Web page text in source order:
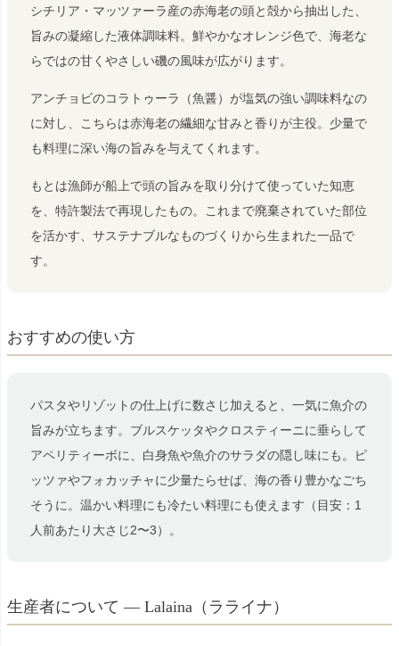
シチリア・マッツァーラ産の赤海老の頭と殻から抽出した、
旨みの凝縮した液体調味料。鮮やかなオレンジ色で、海老な
らではの甘くやさしい磯の風味が広がります。
アンチョビのコラトゥーラ（魚醤）が塩気の強い調味料なの
に対し、こちらは赤海老の繊細な甘みと香りが主役。少量で
も料理に深い海の旨みを与えてくれます。
もとは漁師が船上で頭の旨みを取り分けて使っていた知恵
を、特許製法で再現したもの。これまで廃棄されていた部位
を活かす、サステナブルなものづくりから生まれた一品で
す。
おすすめの使い方
パスタやリゾットの仕上げに数さじ加えると、一気に魚介の
旨みが立ちます。ブルスケッタやクロスティーニに垂らして
アペリティーボに、白身魚や魚介のサラダの隠し味にも。ピ
ッツァやフォカッチャに少量たらせば、海の香り豊かなごち
そうに。温かい料理にも冷たい料理にも使えます（目安：1
人前あたり大さじ2〜3）。
生産者について — Lalaina（ラライナ）